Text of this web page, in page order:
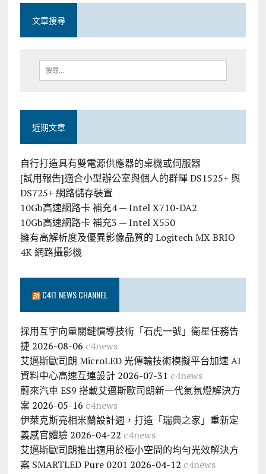
文章搜尋
近期文章
自行打造具有雙電源供應器的桌機或伺服器
[試用報告]適合小型辦公室與個人的群暉 DS1525+ 與
DS725+ 網路儲存裝置
10Gb高速網路卡 補充4 — Intel X710-DA2
10Gb高速網路卡 補充3 — Intel X550
擁有高解析度及優異影像品質的 Logitech MX BRIO
4K 網路攝影機
C4IT NEWS CHANNEL
採用互宇向量關鍵慣導技術「石虎一號」衛星任務告
捷 2026-08-06 c4news
艾邁斯歐司朗 MicroLED 光傳輸技術模擬平台加速 AI
資料中心高速互連設計 2026-07-31 c4news
蔚來汽車 ES9 搭載艾邁斯歐司朗新一代氣氛燈解決方
案 2026-05-16 c4news
伊萊克斯亮相米蘭設計週，打造「瑞典之家」重新定
義感官體驗 2026-04-22 c4news
艾邁斯歐司朗推出適用於極小空間的均勻光效解決方
案 SMARTLED Pure 0201 2026-04-12 c4news